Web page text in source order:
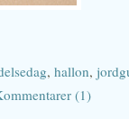
, hallon,
(1)